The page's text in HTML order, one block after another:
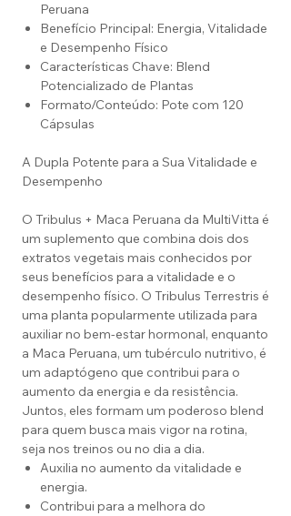
Peruana
Benefício Principal: Energia, Vitalidade
e Desempenho Físico
Características Chave: Blend
Potencializado de Plantas
Formato/Conteúdo: Pote com 120
Cápsulas
A Dupla Potente para a Sua Vitalidade e
Desempenho
O Tribulus + Maca Peruana da MultiVitta é
um suplemento que combina dois dos
extratos vegetais mais conhecidos por
seus benefícios para a vitalidade e o
desempenho físico. O Tribulus Terrestris é
uma planta popularmente utilizada para
auxiliar no bem-estar hormonal, enquanto
a Maca Peruana, um tubérculo nutritivo, é
um adaptógeno que contribui para o
aumento da energia e da resistência.
Juntos, eles formam um poderoso blend
para quem busca mais vigor na rotina,
seja nos treinos ou no dia a dia.
Auxilia no aumento da vitalidade e
energia.
Contribui para a melhora do